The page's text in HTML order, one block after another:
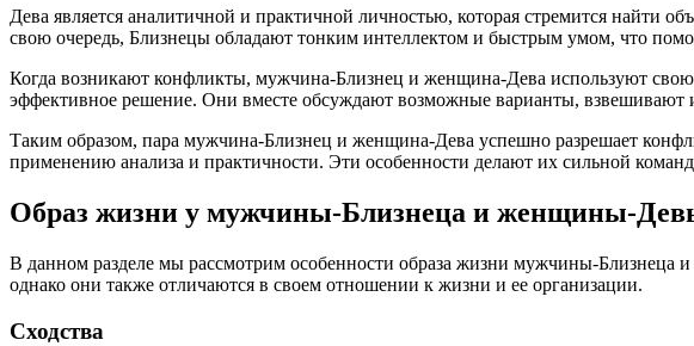
Дева является аналитичной и практичной личностью, которая стремится найти
свою очередь, Близнецы обладают тонким интеллектом и быстрым умом, что
Когда возникают конфликты, мужчина-Близнец и женщина-Дева используют
эффективное решение. Они вместе обсуждают возможные варианты,
Таким образом, пара мужчина-Близнец и женщина-Дева успешно разрешает
применению анализа и практичности. Эти особенности делают их сильной
Образ жизни у мужчины-Близнеца и женщины-
В данном разделе мы рассмотрим особенности образа жизни мужчины-
однако они также отличаются в своем отношении к жизни и ее организации.
Сходства